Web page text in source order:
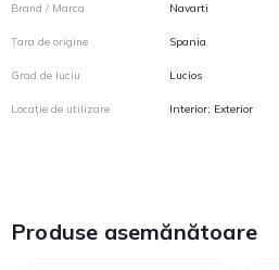
Brand / Marca Navarti
Țara de origine Spania
Grad de luciu Lucios
Locație de utilizare Interior; Exterior
Produse asemănătoare